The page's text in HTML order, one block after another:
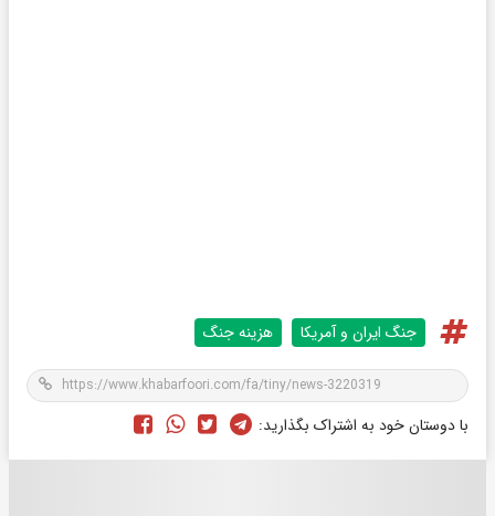
جنگ ایران و آمریکا هزینه جنگ
با دوستان خود به اشتراک بگذارید: